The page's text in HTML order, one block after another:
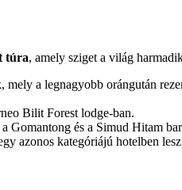
túra, amely sziget a világ
mely a legnagyobb orángután
Bilit Forest lodge-ban.
Gomantong és a Simud Hitam
azonos kategóriájú hotelben